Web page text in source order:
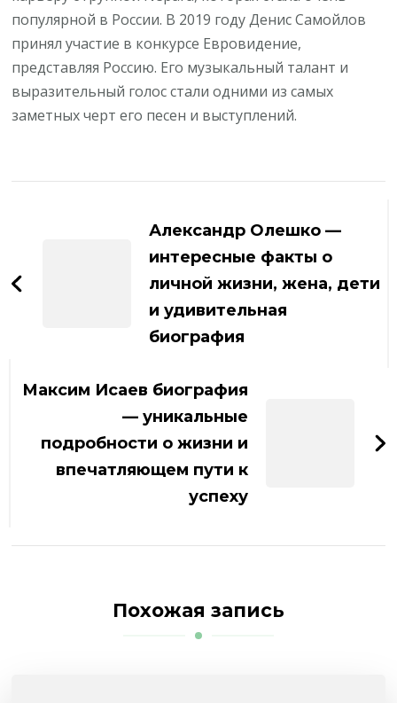
популярной в России. В 2019 году Денис Самойлов
принял участие в конкурсе Евровидение,
представляя Россию. Его музыкальный талант и
выразительный голос стали одними из самых
заметных черт его песен и выступлений.
Александр Олешко —
интересные факты о
личной жизни, жена, дети
и удивительная
биография
Максим Исаев биография
— уникальные
подробности о жизни и
впечатляющем пути к
успеху
Похожая запись